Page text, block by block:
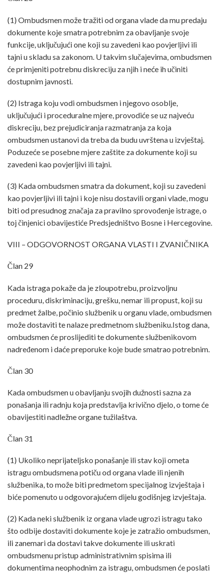
(1) Ombudsmen može tražiti od organa vlade da mu predaju
dokumente koje smatra potrebnim za obavljanje svoje
funkcije, uključujući one koji su zavedeni kao povjerljivi ili
tajni u skladu sa zakonom. U takvim slučajevima, ombudsmen
će primjeniti potrebnu diskreciju za njih i neće ih učiniti
dostupnim javnosti.
(2) Istraga koju vodi ombudsmen i njegovo osoblje,
uključujući i proceduralne mjere, provodiće se uz najveću
diskreciju, bez prejudiciranja razmatranja za koja
ombudsmen ustanovi da treba da budu uvrštena u izvještaj.
Poduzeće se posebne mjere zaštite za dokumente koji su
zavedeni kao povjerljivi ili tajni.
(3) Kada ombudsmen smatra da dokument, koji su zavedeni
kao povjerljivi ili tajni i koje nisu dostavili organi vlade, mogu
biti od presudnog značaja za pravilno sprovođenje istrage, o
toj činjenici obavijestiće Predsjedništvo Bosne i Hercegovine.
VIII – ODGOVORNOST ORGANA VLASTI I ZVANIČNIKA
Član 29
Kada istraga pokaže da je zloupotrebu, proizvoljnu
proceduru, diskriminaciju, grešku, nemar ili propust, koji su
predmet žalbe, počinio službenik u organu vlade, ombudsmen
može dostaviti te nalaze predmetnom službeniku.Istog dana,
ombudsmen će proslijediti te dokumente službenikovom
nadređenom i daće preporuke koje bude smatrao potrebnim.
Član 30
Kada ombudsmen u obavljanju svojih dužnosti sazna za
ponašanja ili radnju koja predstavlja krivično djelo, o tome će
obavijestiti nadležne organe tužilaštva.
Član 31
(1) Ukoliko neprijateljsko ponašanje ili stav koji ometa
istragu ombudsmena potiču od organa vlade ili njenih
službenika, to može biti predmetom specijalnog izvještaja i
biće pomenuto u odgovorajućem dijelu godišnjeg izvještaja.
(2) Kada neki službenik iz organa vlade ugrozi istragu tako
što odbije dostaviti dokumente koje je zatražio ombudsmen,
ili zanemari da dostavi takve dokumente ili uskrati
ombudsmenu pristup administrativnim spisima ili
dokumentima neophodnim za istragu, ombudsmen će poslati